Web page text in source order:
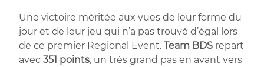
Une victoire méritée aux vues de leur forme du
jour et de leur jeu qui n’a pas trouvé d’égal lors
de ce premier Regional Event.Team BDS repart
avec351 points, un très grand pas en avant vers